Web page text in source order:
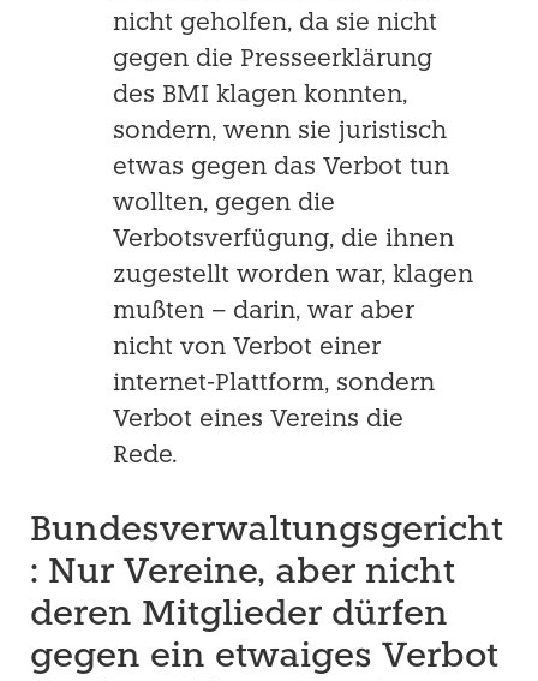
nicht geholfen, da sie nicht
gegen die Presseerklärung
des BMI klagen konnten,
sondern, wenn sie juristisch
etwas gegen das Verbot tun
wollten, gegen die
Verbotsverfügung, die ihnen
zugestellt worden war, klagen
mußten – darin, war aber
nicht von Verbot einer
internet-Plattform, sondern
Verbot ei­nes Vereins die
Rede.
Bundesverwaltungsgericht
: Nur Vereine, aber nicht
deren Mitglieder dürfen
gegen ein et­waiges Verbot